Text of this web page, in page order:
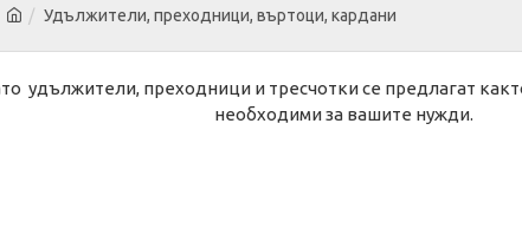
Удължители, преходници, въртоци, кардани
удължители, преходници и тресчотки се предлагат
необходими за вашите нужди.